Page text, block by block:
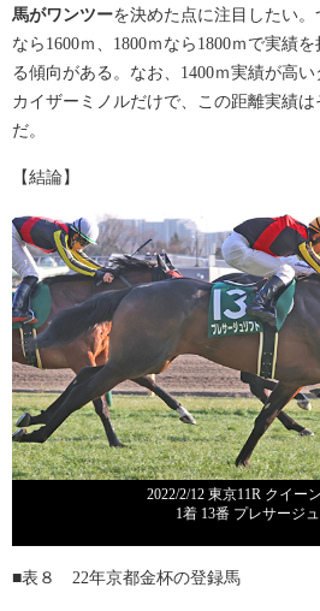
馬がワンツーを決めた点に注目したい
なら1600ｍ、1800ｍなら1800ｍで実績
る傾向がある。なお、1400ｍ実績が高
カイザーミノルだけで、この距離実績
だ。
【結論】
2022/2/12 東京11R クイー
1着 13番 プレサージ
■表８ 22年京都金杯の登録馬